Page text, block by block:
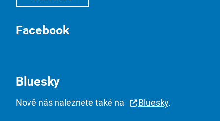
Facebook
Bluesky
Nově nás naleznete také na Bluesky.